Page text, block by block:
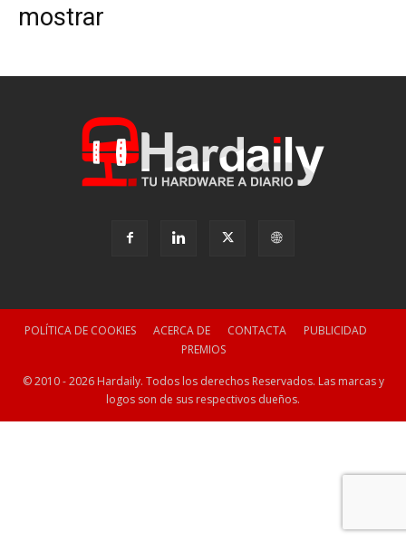
mostrar
POLÍTICA DE COOKIES ACERCA DE CONTACTA
PUBLICIDAD
PREMIOS
© 2010 - 2026 Hardaily. Todos los derechos Reservados. Las marcas y
logos son de sus respectivos dueños.